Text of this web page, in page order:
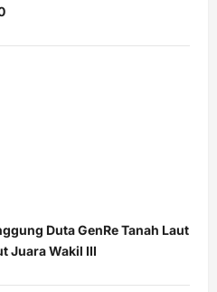
Duta GenRe Tanah Laut
Juara Wakil III